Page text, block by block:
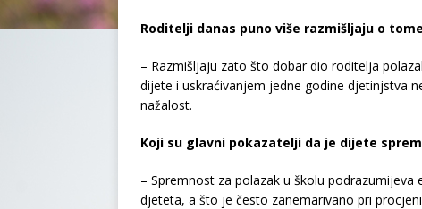
Roditelji danas puno više razmišljaju o
– Razmišljaju zato što dobar dio roditelja
dijete i uskraćivanjem jedne godine djetinjstva
nažalost.
Koji su glavni pokazatelji da je dijete
– Spremnost za polazak u školu
djeteta, a što je često zanemarivano pri